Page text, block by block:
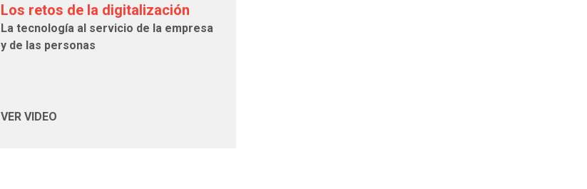
Los retos de la digitalización
La tecnología al servicio de la empresa
y de las personas
VER VIDEO